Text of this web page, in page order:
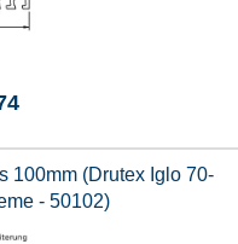
100mm (Drutex Iglo 70-
- 50102)